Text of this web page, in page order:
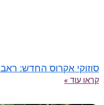
סוזוקי אקרוס החדש: ראב 4 פלאג‑אין בגרסת סוזוקי
קראו עוד »